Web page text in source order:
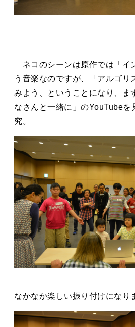
ネコのシーンは原作では「イ
う音楽なのですが、「アルゴリ
みよう、ということになり、ま
なさんと一緒に」のYouTubeを
究。
なかなか楽しい振り付けになり